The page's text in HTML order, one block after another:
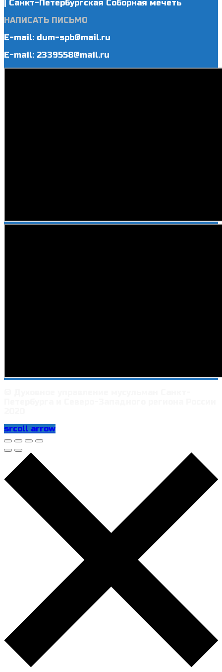
| Санкт-Петербургская Соборная мечеть
НАПИСАТЬ ПИСЬМО
E-mail: dum-spb@mail.ru
E-mail: 2339558@mail.ru
srcoll arrow